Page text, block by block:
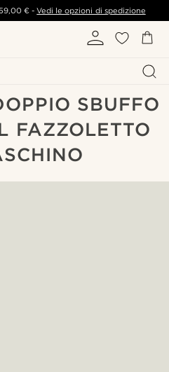
€ -Vedi le opzioni di spedizione
SBUFFO
FAZZOLETTO